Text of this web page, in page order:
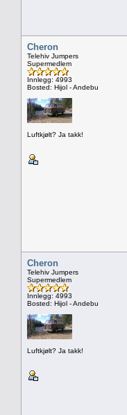
Cheron
Telehiv Jumpers
Supermedlem
Innlegg: 4993
Bosted: Hijol - Andebu
Luftkjølt? Ja takk!
Cheron
Telehiv Jumpers
Supermedlem
Innlegg: 4993
Bosted: Hijol - Andebu
Luftkjølt? Ja takk!